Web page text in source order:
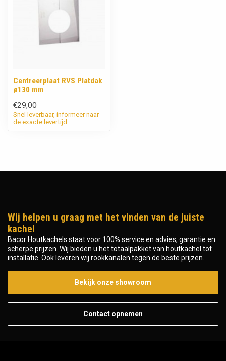
Centreerplaat RVS Platdak
ø130 mm
€29,00
Snel leverbaar, informeer naar
de exacte levertijd
Wij helpen u graag met het vinden van de juiste
kachel
Bacor Houtkachels staat voor 100% service en advies, garantie en
scherpe prijzen. Wij bieden u het totaalpakket van houtkachel tot
installatie. Ook leveren wij rookkanalen tegen de beste prijzen.
Bekijk onze showroom
Contact opnemen